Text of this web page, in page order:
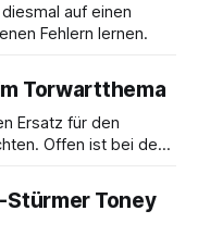
auf einen
Fehlern lernen.
Torwartthema
Ersatz für den
Offen ist bei den
Toney